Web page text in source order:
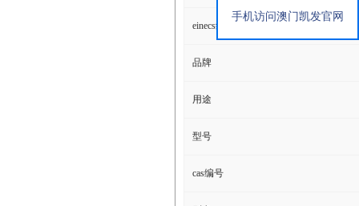
einecs编号
品牌
用途
型号
cas编号
手机访问澳门凯发官网